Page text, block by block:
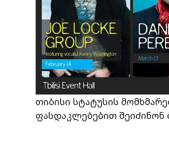
თიბისი სტატუსის
ფასდაკლებებით